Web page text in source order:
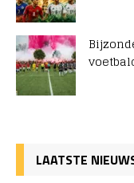
LAATSTE